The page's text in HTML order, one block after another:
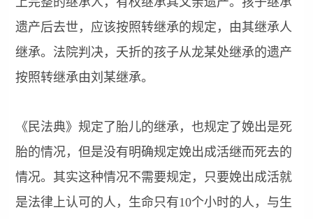
遗产后去世，应该按照转继承的规定，由其继承人
继承。法院判决，夭折的孩子从龙某处继承的遗产
按照转继承由刘某继承。
《民法典》规定了胎儿的继承，也规定了娩出是死
胎的情况，但是没有明确规定娩出成活继而死去的
情况。其实这种情况不需要规定，只要娩出成活就
是法律上认可的人，生命只有10个小时的人，与生